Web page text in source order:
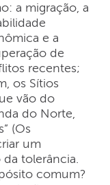
a migração, a
e a
de
recentes;
os Sítios
vão do
do Norte,
(Os
um
tolerância.
comum?